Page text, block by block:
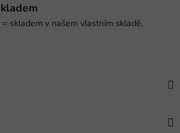
skladem v našem vlastním skladě.